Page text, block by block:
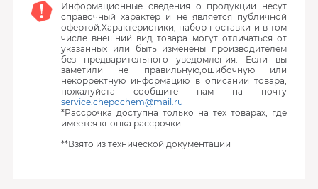
Информационные сведения о продукции несут
справочный характер и не является публичной
офертой.Характеристики, набор поставки и в том
числе внешний вид товара могут отличаться от
указанных или быть изменены производителем
без предварительного уведомления. Если вы
заметили не правильную,ошибочную или
некорректную информацию в описании товара,
пожалуйста сообщите нам на почту
service.chepochem@mail.ru
*Рассрочка доступна только на тех товарах, где
имеется кнопка рассрочки
**Взято из технической документации